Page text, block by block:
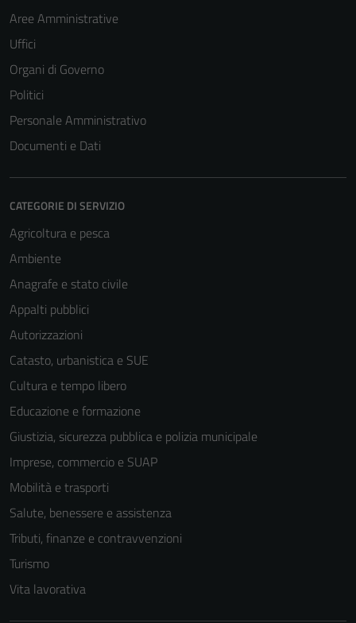
Aree Amministrative
Uffici
Organi di Governo
Politici
Personale Amministrativo
Documenti e Dati
CATEGORIE DI SERVIZIO
Agricoltura e pesca
Ambiente
Anagrafe e stato civile
Appalti pubblici
Autorizzazioni
Catasto, urbanistica e SUE
Cultura e tempo libero
Educazione e formazione
Giustizia, sicurezza pubblica e polizia municipale
Imprese, commercio e SUAP
Mobilità e trasporti
Salute, benessere e assistenza
Tributi, finanze e contravvenzioni
Turismo
Vita lavorativa